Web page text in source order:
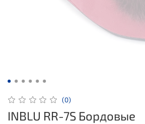
(0)
INBLU RR-7S Бордовые